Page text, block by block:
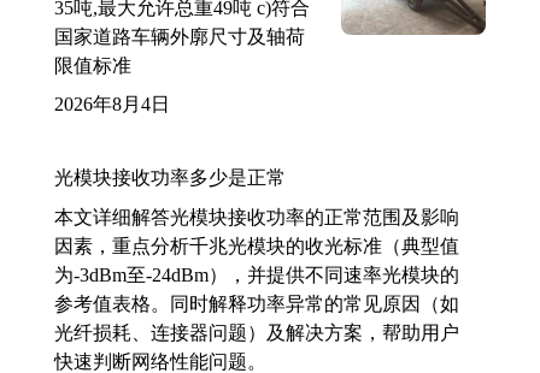
35吨,最大允许总重49吨 c)符合
国家道路车辆外廓尺寸及轴荷
限值标准
2026年8月4日
光模块接收功率多少是正常
本文详细解答光模块接收功率的正常范围及影响
因素，重点分析千兆光模块的收光标准（典型值
为-3dBm至-24dBm），并提供不同速率光模块的
参考值表格。同时解释功率异常的常见原因（如
光纤损耗、连接器问题）及解决方案，帮助用户
快速判断网络性能问题。